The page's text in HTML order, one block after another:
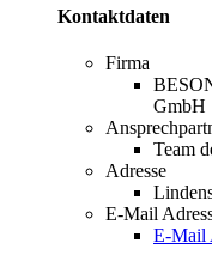
Kontaktdaten
Firma
GmbH
Team
Adresse
E-Mail
E-Mail